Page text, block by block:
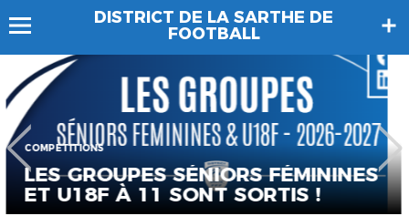
DISTRICT DE LA SARTHE DE
FOOTBALL
COMPÉTITIONS
D3 : LES POULES DE LA
2026-2027 SONT